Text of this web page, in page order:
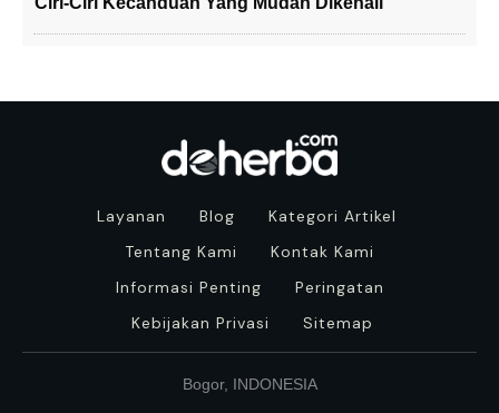
Layanan Blog
Kategori Artikel
Tentang Kami
Kontak Kami
Informasi Penting
Peringatan
Kebijakan Privasi
Sitemap
Bogor, INDONESIA